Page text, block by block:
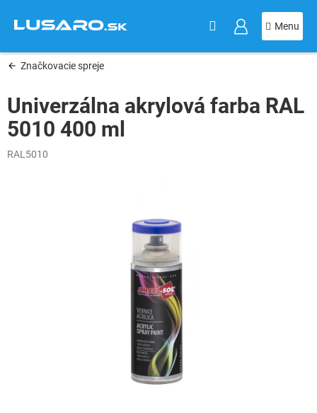
obsah
Značkovacie spreje
Univerzálna akrylová farba RAL
5010 400 ml
RAL5010